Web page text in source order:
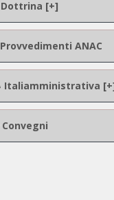
Dottrina [+]
Provvedimenti ANAC
Italiamministrativa
Convegni